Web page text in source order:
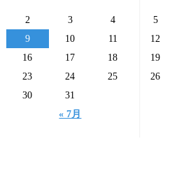
« 7月
2
3 4 5
9
10 11 12
16
17 18 19
23
24 25 26
30
31